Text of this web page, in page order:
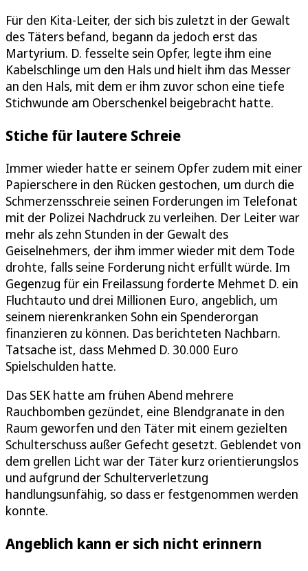
Für den Kita-Leiter, der sich bis zuletzt in der Gewalt
des Täters befand, begann da jedoch erst das
Martyrium. D. fesselte sein Opfer, legte ihm eine
Kabelschlinge um den Hals und hielt ihm das Messer
an den Hals, mit dem er ihm zuvor schon eine tiefe
Stichwunde am Oberschenkel beigebracht hatte.
Stiche für lautere Schreie
Immer wieder hatte er seinem Opfer zudem mit einer
Papierschere in den Rücken gestochen, um durch die
Schmerzensschreie seinen Forderungen im Telefonat
mit der Polizei Nachdruck zu verleihen. Der Leiter war
mehr als zehn Stunden in der Gewalt des
Geiselnehmers, der ihm immer wieder mit dem Tode
drohte, falls seine Forderung nicht erfüllt würde. Im
Gegenzug für ein Freilassung forderte Mehmet D. ein
Fluchtauto und drei Millionen Euro, angeblich, um
seinem nierenkranken Sohn ein Spenderorgan
finanzieren zu können. Das berichteten Nachbarn.
Tatsache ist, dass Mehmed D. 30.000 Euro
Spielschulden hatte.
Das SEK hatte am frühen Abend mehrere
Rauchbomben gezündet, eine Blendgranate in den
Raum geworfen und den Täter mit einem gezielten
Schulterschuss außer Gefecht gesetzt. Geblendet von
dem grellen Licht war der Täter kurz orientierungslos
und aufgrund der Schulterverletzung
handlungsunfähig, so dass er festgenommen werden
konnte.
Angeblich kann er sich nicht erinnern